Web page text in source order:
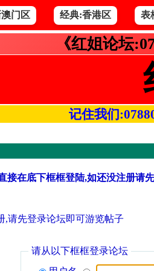
门区 经典:香港区 表
《红姐论坛
记住我们
接在底下框框登陆,如还没注册请
,请先登录论坛即可游览帖子
请从以下框框登录论坛